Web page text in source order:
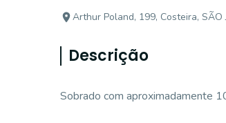
Arthur Poland, 199, Costeira, SÃO
Descrição
Sobrado com aproximadamente